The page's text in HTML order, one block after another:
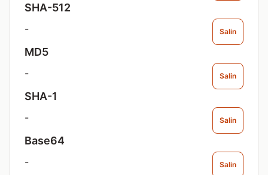
SHA-512
- Salin
MD5
- Salin
SHA-1
- Salin
Base64
- Salin